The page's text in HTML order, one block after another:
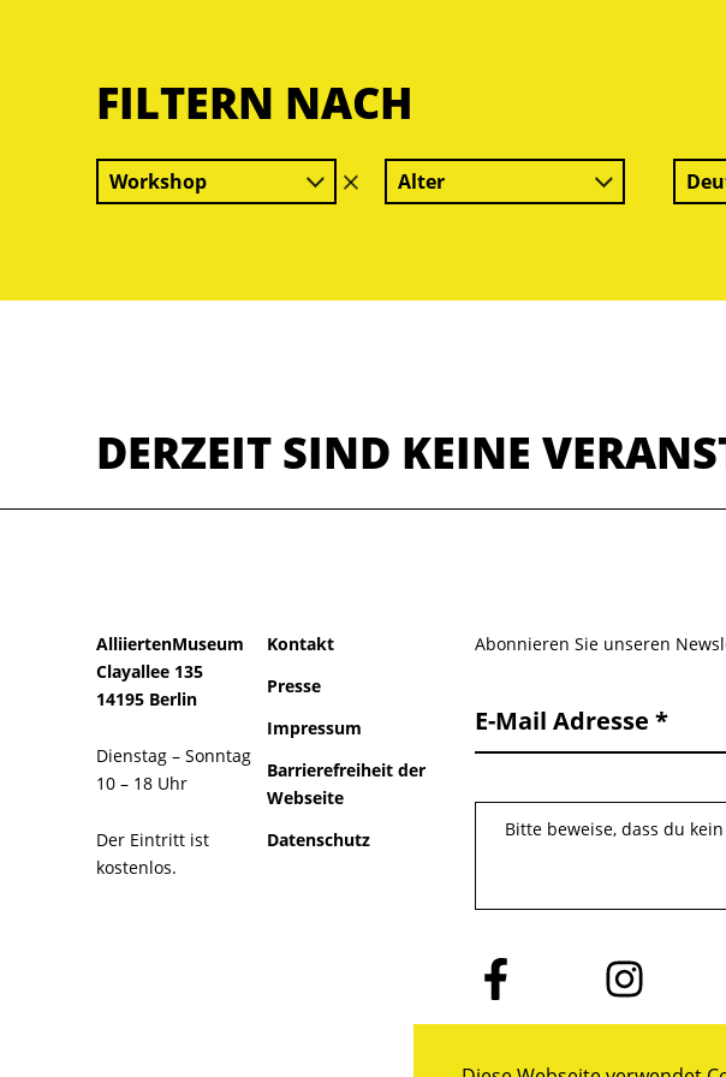
FILTERN NACH
Workshop
Filter
löschen
Alter
DERZEIT SIND KEINE
AlliiertenMuseum
Clayallee 135
14195 Berlin
Dienstag – Sonntag
10 – 18 Uhr
Der Eintritt ist
kostenlos.
Kontakt
Presse
Impressum
Barrierefreiheit der
Webseite
Datenschutz
Abonnieren Sie unseren
E-Mail Adresse
Bitte beweise, dass du
Folge
uns
auf
Folge
uns
auf